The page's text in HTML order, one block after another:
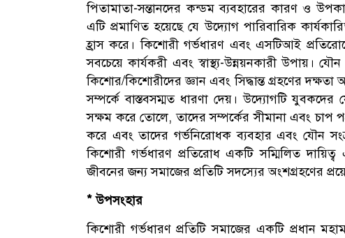
পিতামাতা-সন্তানদের কন্ডম ব্যবহারের কারণ ও
এটি প্রমাণিত হয়েছে যে উদ্যোগ পারিবারিক
হ্রাস করে। কিশোরী গর্ভধারণ এবং এসটিআই
সবচেয়ে কার্যকরী এবং স্বাস্থ্য-উন্নয়নকারী উপায়।
কিশোর/কিশোরীদের জ্ঞান এবং সিদ্ধান্ত গ্রহণের
সম্পর্কে বাস্তবসম্মত ধারণা দেয়। উদ্যোগটি যুবকদের
সক্ষম করে তোলে, তাদের সম্পর্কের সীমানা এবং চাপ
করে এবং তাদের গর্ভনিরোধক ব্যবহার এবং যৌন
কিশোরী গর্ভধারণ প্রতিরোধ একটি সম্মিলিত দায়িত্ব
জীবনের জন্য সমাজের প্রতিটি সদস্যের অংশগ্রহণের
* উপসংহার
কিশোরী গর্ভধারণ প্রতিটি সমাজের একটি প্রধান